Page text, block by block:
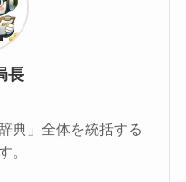
長
典」全体を統括する
。